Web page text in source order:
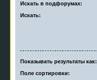
Искать в подфорумах:
Искать:
Показывать результаты как:
Поле сортировки: